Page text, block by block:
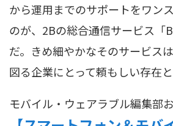
から運用までのサポートをワン
のが、2Bの総合通信サービス「
だ。きめ細やかなそのサービス
図る企業にとって頼もしい存在と
モバイル・ウェアラブル編集部